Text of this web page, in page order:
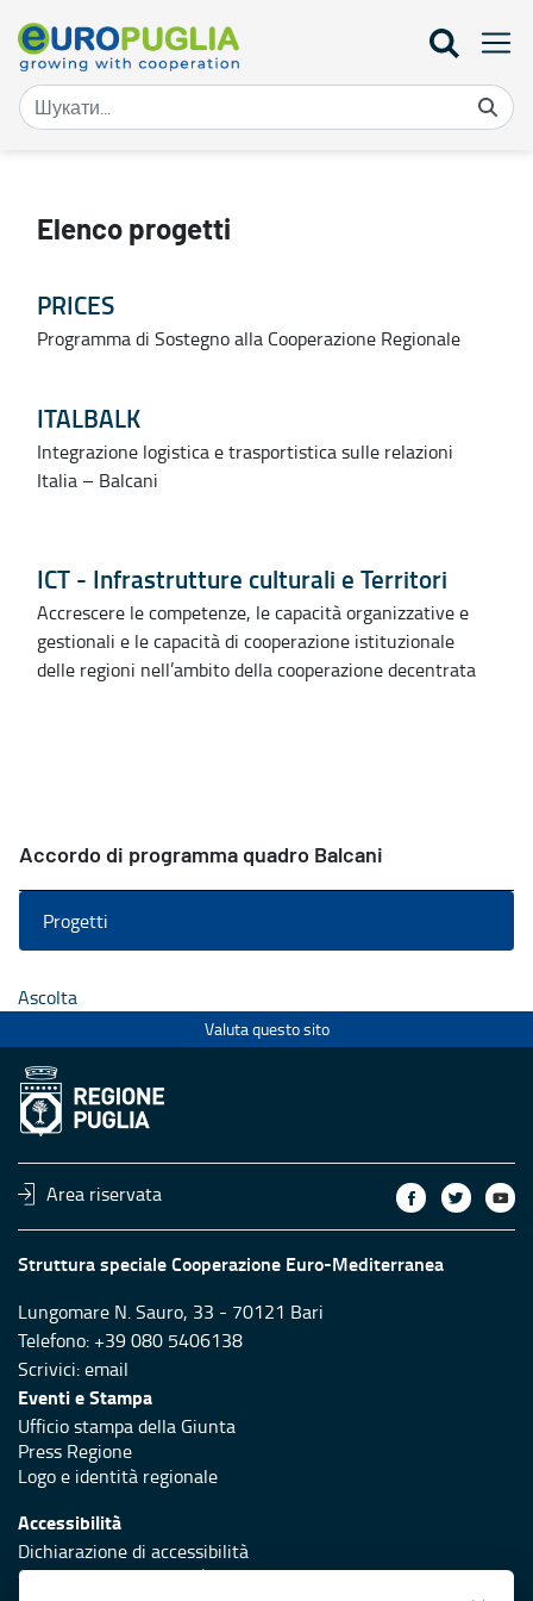
Elenco progetti
PRICES
Programma di Sostegno alla Cooperazione Regionale
ITALBALK
Integrazione logistica e trasportistica sulle relazioni
Italia – Balcani
ICT - Infrastrutture culturali e Territori
Accrescere le competenze, le capacità organizzative e
gestionali e le capacità di cooperazione istituzionale
delle regioni nell’ambito della cooperazione decentrata
Accordo di programma quadro Balcani
Progetti
Ascolta
Valuta questo sito
Area riservata
Struttura speciale Cooperazione Euro-Mediterranea
Lungomare N. Sauro, 33 - 70121 Bari
Telefono: +39 080 5406138
Scrivici:email
Eventi e Stampa
Ufficio stampa della Giunta
Press Regione
Logo e identità regionale
Accessibilità
Dichiarazione di accessibilità
Obiettivi di accessibilità